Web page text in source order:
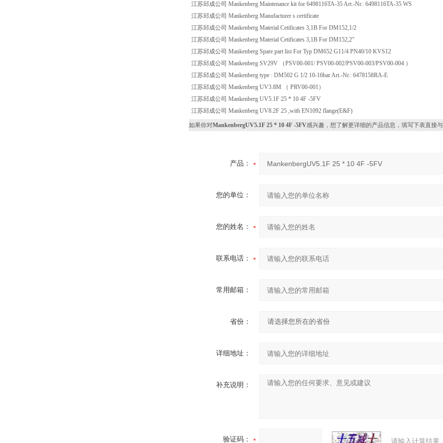
江苏邱成公司 Mankenberg Maintenance kit for 6498116TA-35 Art.-Nr.: 6498116TA-35 WS
江苏邱成公司 Mankenberg Manufacturer s certificate
江苏邱成公司 Mankenberg Material Cetificates 3,1B For DM152,1/2
江苏邱成公司 Mankenberg Material Cetificates 3,1B For DM152,2"
江苏邱成公司 Mankenberg Spare part list For Typ DM652 G11/4 PN40/10 KVS12
江苏邱成公司 Mankenberg SV29V （PSV00-001/ PSV00-002/PSV00-003/PSV00-004 ）
江苏邱成公司 Mankenberg type : DM502 G 1/2 10-16bar Art.-Nr.: 6478158RA-E
江苏邱成公司 Mankenberg UV3.8M （ PRV00-001）
江苏邱成公司 Mankenberg UV5.1F 25 * 10 4F -5FV
江苏邱成公司 Mankenberg UV8.2F 25 ,with EN1092 flange(E&F)
如果你对MankenbergUV5.1F 25 * 10 4F -5FV感兴趣，想了解更详细的产品信息，填写下表直接与
产品：
您的单位：
您的姓名：
联系电话：
常用邮箱：
省份：
详细地址：
补充说明：
验证码： 请输入计算结果